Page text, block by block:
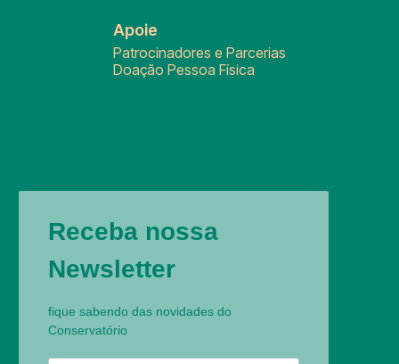
Apoie
Patrocinadores e Parcerias
Doação Pessoa Física